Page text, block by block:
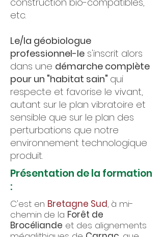
etc.
Le/la géobiologue
professionnel-le s'inscrit alors
dans une démarche complète
pour un "habitat sain" qui
respecte et favorise le vivant,
autant sur le plan vibratoire et
sensible que sur le plan des
perturbations que notre
environnement technologique
produit.
Présentation de la formation
:
C'est en Bretagne Sud, à mi-
chemin de la Forêt de
Brocéliande et des alignements